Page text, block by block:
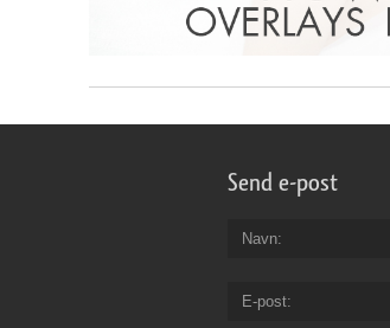
Send e-post
Navn
E-post